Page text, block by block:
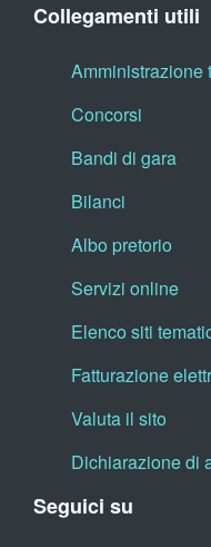
Collegamenti utili
Amministrazione
Concorsi
Bandi di gara
Bilanci
Albo pretorio
Servizi online
Elenco siti
Fatturazione
Valuta il sito
Dichiarazione di
Seguici su